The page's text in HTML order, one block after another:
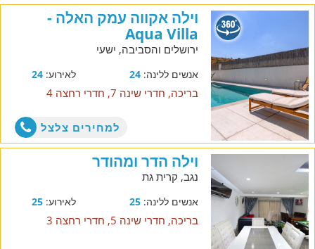
וילה אקווה עמק האלה -
Aqua Villa
ירושלים והסביבה, ישעי
אנשים ללינה:24 לאירוע:24
בריכה, חדרי שינה 7, חדרי רחצה 4
למחירים צלצל
וילה הדר ומהודר
נגב, קרית גת
אנשים ללינה:25 לאירוע:25
בריכה, חדרי שינה 5, חדרי רחצה 3